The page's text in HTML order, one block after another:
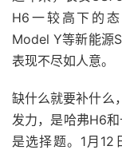
H6一较高下的
Model Y等新能源
表现不尽如人意。
缺什么就要补什么
发力，是哈弗H6
是选择题。1月12